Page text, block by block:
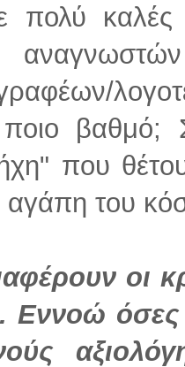
πολύ καλές
ποιο
που
αγάπη του
οι
Εννοώ όσες